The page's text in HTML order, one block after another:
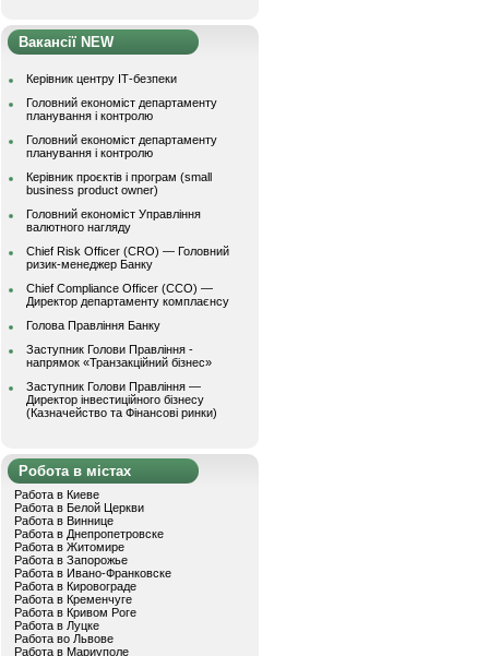
Вакансії NEW
Керівник центру ІТ-безпеки
Головний економіст департаменту
планування і контролю
Головний економіст департаменту
планування і контролю
Керівник проєктів і програм (small
business product owner)
Головний економіст Управління
валютного нагляду
Chief Risk Officer (CRO) — Головний
ризик-менеджер Банку
Chief Compliance Officer (CCO) —
Директор департаменту комплаєнсу
Голова Правління Банку
Заступник Голови Правління -
напрямок «Транзакційний бізнес»
Заступник Голови Правління —
Директор інвестиційного бізнесу
(Казначейство та Фінансові ринки)
Робота в містах
Работа в Киеве
Работа в Белой Церкви
Работа в Виннице
Работа в Днепропетровске
Работа в Житомире
Работа в Запорожье
Работа в Ивано-Франковске
Работа в Кировограде
Работа в Кременчуге
Работа в Кривом Роге
Работа в Луцке
Работа во Львове
Работа в Мариуполе